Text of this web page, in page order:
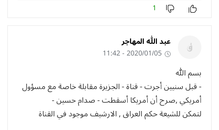
1
عبد الله المهاجر
2020/01/05 - 11:42
بسم الله
- قبل سنيين أجرت - قناة - الجزيرة مقابلة خاصة مع مسؤول
أمريكي ,صرح أن أمريكا أسقطت - صدام حسين -
لتمكن للشيعة حكم العراق , الارشيف موجود في القناة